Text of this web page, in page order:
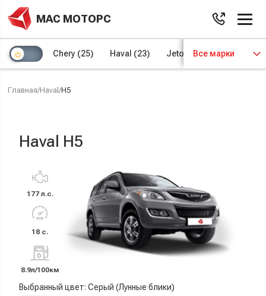
МАС МОТОРС
Chery (25) Haval (23) Jetour (8) Kaiyi (4)
Все марки
Главная/Haval/H5
Haval H5
177 л.с.
18 с.
8.9л/100км
Выбранный цвет: Серый (Лунные блики)